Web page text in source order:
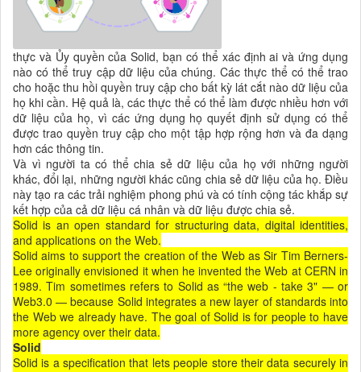
thực và Ủy quyền của Solid, bạn có thể xác định ai và ứng dụng
nào có thể truy cập dữ liệu của chúng. Các thực thể có thể trao
cho hoặc thu hồi quyền truy cập cho bất kỳ lát cắt nào dữ liệu của
họ khi cần. Hệ quả là, các thực thể có thể làm được nhiều hơn với
dữ liệu của họ, vì các ứng dụng họ quyết định sử dụng có thể
được trao quyền truy cập cho một tập hợp rộng hơn và đa dạng
hơn các thông tin.
Và vì người ta có thể chia sẻ dữ liệu của họ với những người
khác, đổi lại, những người khác cũng chia sẻ dữ liệu của họ. Điều
này tạo ra các trải nghiệm phong phú và có tính cộng tác khắp sự
kết hợp của cả dữ liệu cá nhân và dữ liệu được chia sẻ.
Solid is an open standard for structuring data, digital identities,
and applications on the Web.
Solid aims to support the creation of the Web as Sir Tim Berners-
Lee originally envisioned it when he invented the Web at CERN in
1989. Tim sometimes refers to Solid as “the web - take 3" — or
Web3.0 — because Solid integrates a new layer of standards into
the Web we already have. The goal of Solid is for people to have
more agency over their data.
Solid
Solid is a specification that lets people store their data securely in